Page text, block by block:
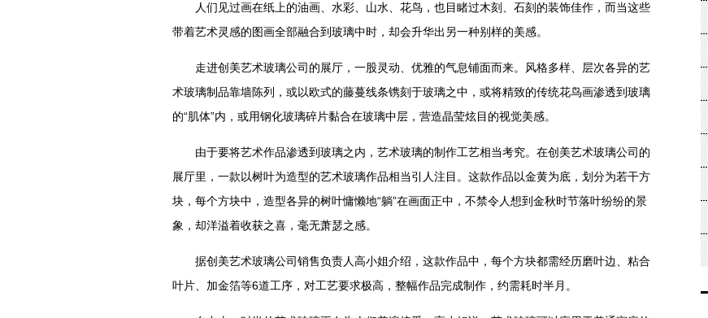
人们见过画在纸上的油画、水彩、山水、花鸟，也目睹过木刻、石刻的装饰佳作，而当这些
带着艺术灵感的图画全部融合到玻璃中时，却会升华出另一种别样的美感。
走进创美艺术玻璃公司的展厅，一股灵动、优雅的气息铺面而来。风格多样、层次各异的艺
术玻璃制品靠墙陈列，或以欧式的藤蔓线条镌刻于玻璃之中，或将精致的传统花鸟画渗透到玻璃
的“肌体”内，或用钢化玻璃碎片黏合在玻璃中层，营造晶莹炫目的视觉美感。
由于要将艺术作品渗透到玻璃之内，艺术玻璃的制作工艺相当考究。在创美艺术玻璃公司的
展厅里，一款以树叶为造型的艺术玻璃作品相当引人注目。这款作品以金黄为底，划分为若干方
块，每个方块中，造型各异的树叶慵懒地“躺”在画面正中，不禁令人想到金秋时节落叶纷纷的景
象，却洋溢着收获之喜，毫无萧瑟之感。
据创美艺术玻璃公司销售负责人高小姐介绍，这款作品中，每个方块都需经历磨叶边、粘合
叶片、加金箔等6道工序，对工艺要求极高，整幅作品完成制作，约需耗时半月。